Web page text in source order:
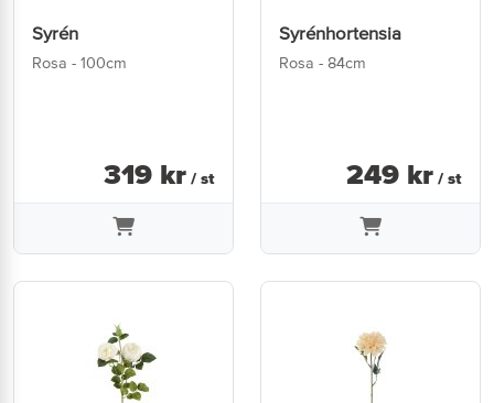
Syrén
Rosa - 100cm
319 kr / st
Syrénhortensia
Rosa - 84cm
249 kr / st